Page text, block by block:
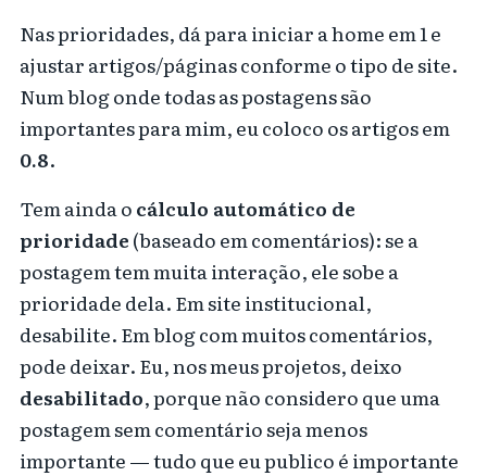
Nas prioridades, dá para iniciar a home em 1 e
ajustar artigos/páginas conforme o tipo de site.
Num blog onde todas as postagens são
importantes para mim, eu coloco os artigos em
0.8.
Tem ainda ocálculo automático de
prioridade(baseado em comentários): se a
postagem tem muita interação, ele sobe a
prioridade dela. Em site institucional,
desabilite. Em blog com muitos comentários,
pode deixar. Eu, nos meus projetos, deixo
desabilitado, porque não considero que uma
postagem sem comentário seja menos
importante — tudo que eu publico é importante